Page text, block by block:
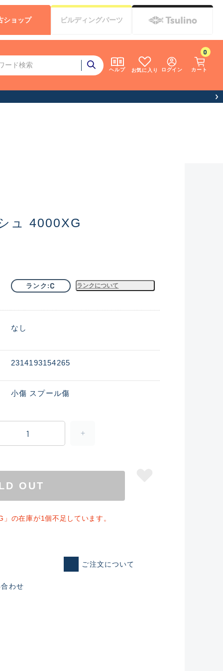
ヘルプ お気に入り ログイン カート
0
ショップ ビルディングパーツ
ュ 4000XG
ランク C ランクについて
なし
2314193154265
小傷 スプール傷
OUT
の在庫が1個不足しています。
ご注文について
わせ